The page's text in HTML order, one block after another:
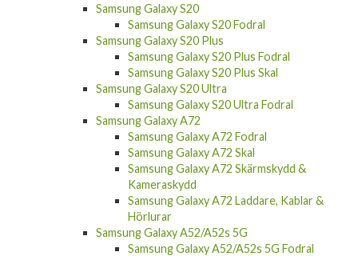
Samsung Galaxy S20
Samsung Galaxy S20 Fodral
Samsung Galaxy S20 Plus
Samsung Galaxy S20 Plus Fodral
Samsung Galaxy S20 Plus Skal
Samsung Galaxy S20 Ultra
Samsung Galaxy S20 Ultra Fodral
Samsung Galaxy A72
Samsung Galaxy A72 Fodral
Samsung Galaxy A72 Skal
Samsung Galaxy A72 Skärmskydd &
Kameraskydd
Samsung Galaxy A72 Laddare, Kablar &
Hörlurar
Samsung Galaxy A52/A52s 5G
Samsung Galaxy A52/A52s 5G Fodral